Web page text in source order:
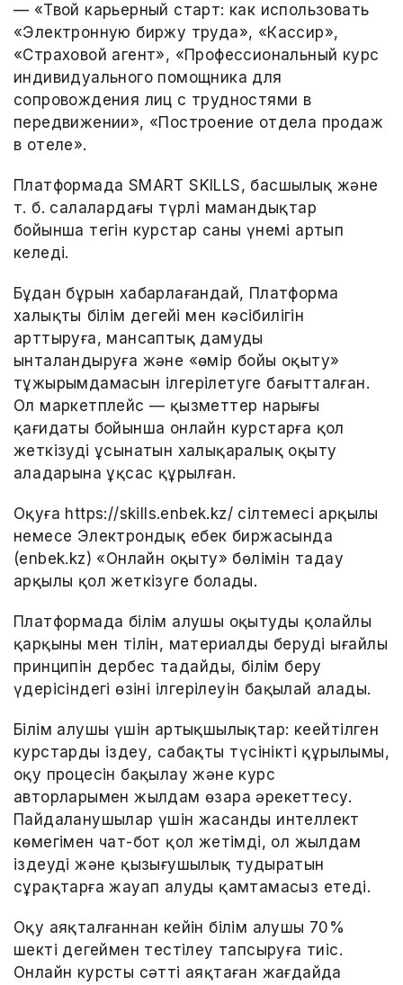
— «Твой карьерный старт: как использовать
«Электронную биржу труда», «Кассир»,
«Страховой агент», «Профессиональный курс
индивидуального помощника для
сопровождения лиц с трудностями в
передвижении», «Построение отдела продаж
в отеле».
Платформада SMART SKILLS, басшылық және
т. б. салалардағы түрлі мамандықтар
бойынша тегін курстар саны үнемі артып
келеді.
Бұдан бұрын хабарлағандай, Платформа
халықтың білім деңгейі мен кәсібилігін
арттыруға, мансаптық дамуды
ынталандыруға және «өмір бойы оқыту»
тұжырымдамасын ілгерілетуге бағытталған.
Ол маркетплейс — қызметтер нарығы
қағидаты бойынша онлайн курстарға қол
жеткізуді ұсынатын халықаралық оқыту
алаңдарына ұқсас құрылған.
Оқуға https://skills.enbek.kz/ сілтемесі арқылы
немесе Электрондық еңбек биржасында
(enbek.kz) «Онлайн оқыту» бөлімін таңдау
арқылы қол жеткізуге болады.
Платформада білім алушы оқытудың қолайлы
қарқыны мен тілін, материалды берудің ыңғайлы
принципін дербес таңдайды, білім беру
үдерісіндегі өзінің ілгерілеуін бақылай алады.
Білім алушы үшін артықшылықтар: кеңейтілген
курстарды іздеу, сабақтың түсінікті құрылымы,
оқу процесін бақылау және курс
авторларымен жылдам өзара әрекеттесу.
Пайдаланушылар үшін жасанды интеллект
көмегімен чат-бот қол жетімді, ол жылдам
іздеуді және қызығушылық тудыратын
сұрақтарға жауап алуды қамтамасыз етеді.
Оқу аяқталғаннан кейін білім алушы 70%
шекті деңгеймен тестілеу тапсыруға тиіс.
Онлайн курсты сәтті аяқтаған жағдайда